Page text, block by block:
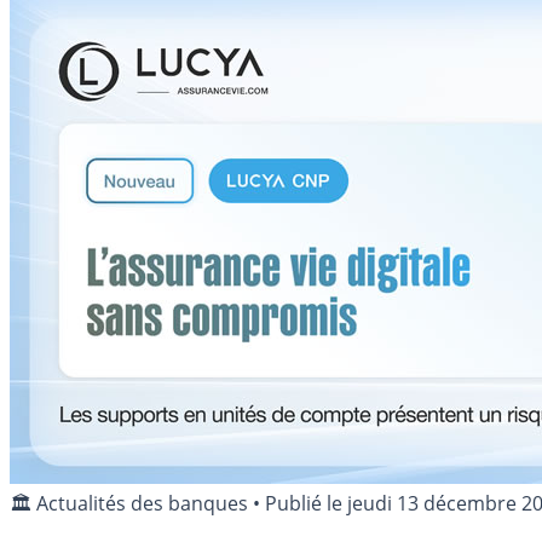
🏛️ Actualités des banques • Publié le jeudi 13 décembre